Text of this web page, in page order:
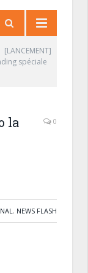
[LANCEMENT]
spéciale
la
0
, NEWS FLASH